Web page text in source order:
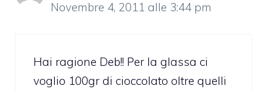
Novembre 4, 2011 alle 3:44 pm
Hai ragione Deb!! Per la glassa ci
voglio 100gr di cioccolato oltre quelli